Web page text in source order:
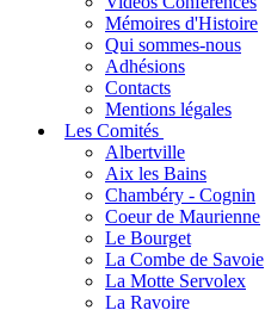
Mémoires d'Histoire
Qui sommes-nous
Adhésions
Contacts
Mentions légales
Les Comités
Albertville
Aix les Bains
Chambéry - Cognin
Coeur de Maurienne
Le Bourget
La Combe de Savoie
La Motte Servolex
La Ravoire